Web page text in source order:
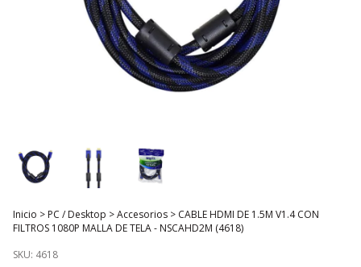
Inicio > PC / Desktop >Accesorios > CABLE HDMI DE 1.5M V1.4 CON
FILTROS 1080P MALLA DE TELA - NSCAHD2M (4618)
SKU: 4618